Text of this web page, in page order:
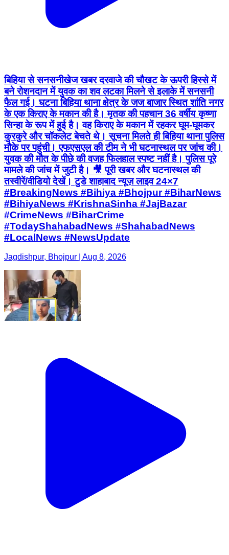
बिहिया से सनसनीखेज खबर दरवाजे की चौखट के ऊपरी हिस्से में
बने रोशनदान में युवक का शव लटका मिलने से इलाके में सनसनी
फैल गई। घटना बिहिया थाना क्षेत्र के जज बाजार स्थित शांति नगर
के एक किराए के मकान की है। मृतक की पहचान 36 वर्षीय कृष्णा
सिन्हा के रूप में हुई है। वह किराए के मकान में रहकर घूम-घूमकर
कुरकुरे और चॉकलेट बेचते थे। सूचना मिलते ही बिहिया थाना पुलिस
मौके पर पहुंची। एफएसएल की टीम ने भी घटनास्थल पर जांच की।
युवक की मौत के पीछे की वजह फिलहाल स्पष्ट नहीं है। पुलिस पूरे
मामले की जांच में जुटी है। 🎥 पूरी खबर और घटनास्थल की
तस्वीरें/वीडियो देखें। टुडे शाहाबाद न्यूज़ लाइव 24×7
#BreakingNews #Bihiya #Bhojpur #BiharNews
#BihiyaNews #KrishnaSinha #JajBazar
#CrimeNews #BiharCrime
#TodayShahabadNews #ShahabadNews
#LocalNews #NewsUpdate
Jagdishpur, Bhojpur | Aug 8, 2026